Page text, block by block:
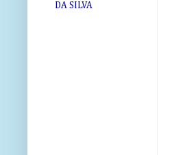
DA SILVA